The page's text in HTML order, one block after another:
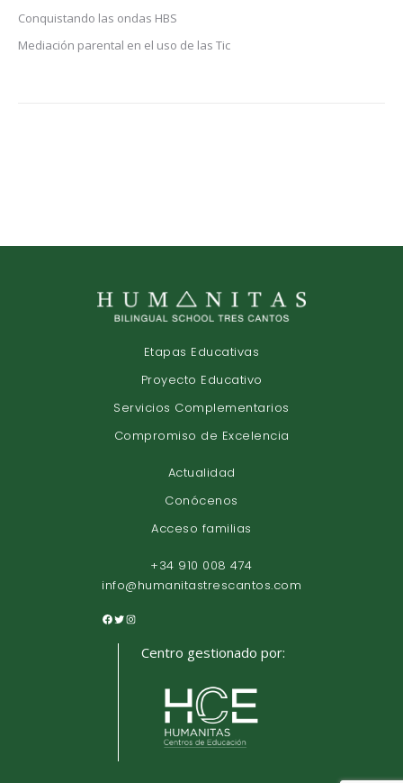
Conquistando las ondas HBS
Mediación parental en el uso de las Tic
Etapas Educativas
Proyecto Educativo
Servicios Complementarios
Compromiso de Excelencia
Actualidad
Conócenos
Acceso familias
+34 910 008 474
info@humanitastrescantos.com
Centro gestionado por: